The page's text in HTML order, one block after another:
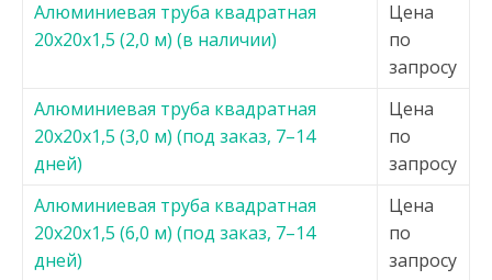
Алюминиевая труба квадратная
20х20х1,5 (2,0 м) (в наличии)
Цена
по
запросу
Алюминиевая труба квадратная
20х20х1,5 (3,0 м) (под заказ, 7–14
дней)
Цена
по
запросу
Алюминиевая труба квадратная
20х20х1,5 (6,0 м) (под заказ, 7–14
дней)
Цена
по
запросу